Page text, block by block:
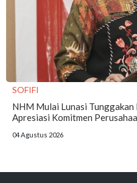
SOFIFI
NHM Mulai Lunasi
Apresiasi Komitmen
04 Agustus 2026